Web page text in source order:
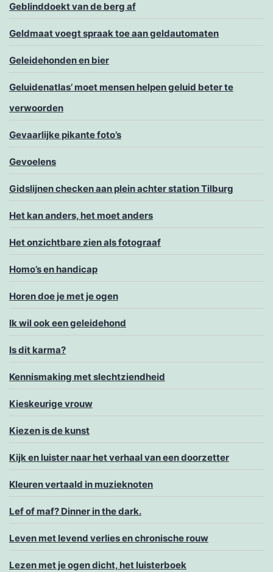
Geblinddoekt van de berg af
Geldmaat voegt spraak toe aan geldautomaten
Geleidehonden en bier
Geluidenatlas’ moet mensen helpen geluid beter te
verwoorden
Gevaarlijke pikante foto’s
Gevoelens
Gidslijnen checken aan plein achter station Tilburg
Het kan anders, het moet anders
Het onzichtbare zien als fotograaf
Homo’s en handicap
Horen doe je met je ogen
Ik wil ook een geleidehond
Is dit karma?
Kennismaking met slechtziendheid
Kieskeurige vrouw
Kiezen is de kunst
Kijk en luister naar het verhaal van een doorzetter
Kleuren vertaald in muzieknoten
Lef of maf? Dinner in the dark.
Leven met levend verlies en chronische rouw
Lezen met je ogen dicht, het luisterboek